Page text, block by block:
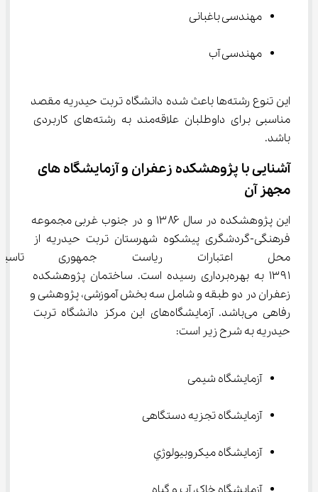
مهندسی باغبانی
مهندسی آب
این تنوع رشته‌ها باعث شده دانشگاه تربت حیدریه مقصد
مناسبی برای داوطلبان علاقه‌مند به رشته‌های کاربردی
باشد.
آشنایی با پژوهشکده زعفران و آزمایشگاه‌ های
مجهز آن
این پژوهشکده در سال ۱۳۸۶ و در جنوب غربی مجموعه
فرهنگی-گردشگری پیشکوه شهرستان تربت حیدریه از
محل اعتبارات ریاست
۱۳۹۱ به بهره‌برداری رسیده است. ساختمان پژوهشکده
زعفران در دو طبقه و شامل سه بخش آموزشی، پژوهشی و
رفاهی می‌باشد. آزمایشگاه‌های این مرکز دانشگاه تربت
حیدریه به شرح زیر است:
آزمایشگاه شیمی
آزمایشگاه تجزیه دستگاهی
آزمایشگاه میکروبیولوژي